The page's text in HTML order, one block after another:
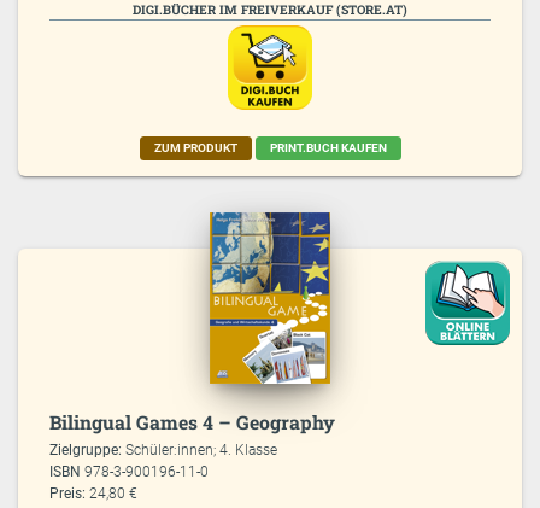
DIGI.BÜCHER IM FREIVERKAUF (STORE.AT)
ZUM PRODUKT PRINT.BUCH KAUFEN
Bilingual Games 4 – Geography
Zielgruppe:Schüler:innen; 4. Klasse
ISBN978-3-900196-11-0
Preis: 24,80 €